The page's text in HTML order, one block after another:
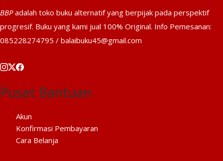
Rp97.750.
BBPadalah toko buku alternatif yang berpijak pada perspektif
progresif. Buku yang kami jual 100% Original. Info Pemesanan:
085228274795 / balaibuku45@gmail.com
Pusat Bantuan
Akun
Konfirmasi Pembayaran
Cara Belanja